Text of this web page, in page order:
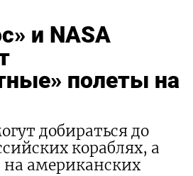
и NASA
полеты на
добираться до
кораблях, а
американских